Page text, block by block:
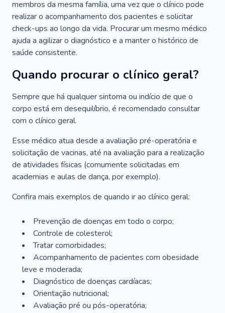
membros da mesma família, uma vez que o clínico pode
realizar o acompanhamento dos pacientes e solicitar
check-ups ao longo da vida. Procurar um mesmo médico
ajuda a agilizar o diagnóstico e a manter o histórico de
saúde consistente.
Quando procurar o clínico geral?
Sempre que há qualquer sintoma ou indício de que o
corpo está em desequilíbrio, é recomendado consultar
com o clínico geral.
Esse médico atua desde a avaliação pré-operatória e
solicitação de vacinas, até na avaliação para a realização
de atividades físicas (comumente solicitadas em
academias e aulas de dança, por exemplo).
Confira mais exemplos de quando ir ao clínico geral:
Prevenção de doenças em todo o corpo;
Controle de colesterol;
Tratar comorbidades;
Acompanhamento de pacientes com obesidade
leve e moderada;
Diagnóstico de doenças cardíacas;
Orientação nutricional;
Avaliação pré ou pós-operatória;